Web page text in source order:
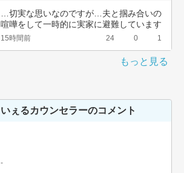
…切実な思いなのですが…夫と掴み合いの
喧嘩をして一時的に実家に避難しています
が…実家…
15時間前 24 0 1
もっと見る
いぇるカウンセラーのコメント
-